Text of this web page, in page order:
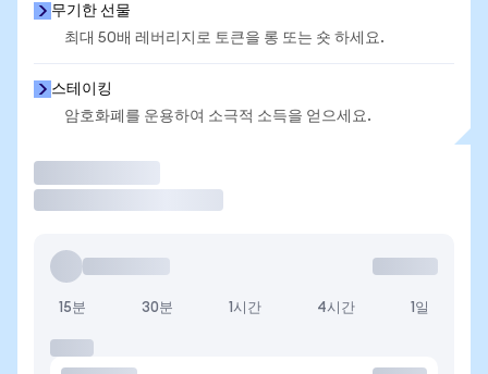
무기한 선물
최대 50배 레버리지로 토큰을 롱 또는 숏 하세요.
스테이킹
암호화폐를 운용하여 소극적 소득을 얻으세요.
15분 30분 1시간 4시간 1일